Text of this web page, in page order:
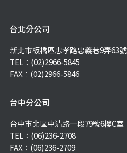
台北分公司
新北市板橋區忠孝路忠義巷9弄63號
TEL： (02)2966-5845
FAX：(02)2966-5846
台中分公司
台中市北區中清路一段79號6樓C室
TEL： (06)236-2708
FAX：(06)236-2709